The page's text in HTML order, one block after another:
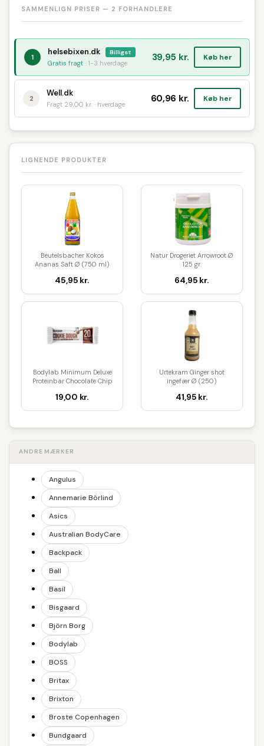
SAMMENLIGN PRISER — 2 FORHANDLERE
1
helsebixen.dk Billigst
Gratis fragt · 1-3 hverdage 39,95 kr. Køb her
2
Well.dk
Fragt 29,00 kr. · hverdage 60,96 kr. Køb her
LIGNENDE PRODUKTER
Beutelsbacher Kokos
Ananas Saft Ø (750 ml)
45,95 kr.
Natur Drogeriet Arrowroot Ø
125 gr.
64,95 kr.
Bodylab Minimum Deluxe
Proteinbar Chocolate Chip
19,00 kr.
Urtekram Ginger shot
ingefær Ø (250)
41,95 kr.
ANDRE MÆRKER
Angulus
Annemarie Börlind
Asics
Australian BodyCare
Backpack
Ball
Basil
Bisgaard
Björn Borg
Bodylab
BOSS
Britax
Brixton
Broste Copenhagen
Bundgaard